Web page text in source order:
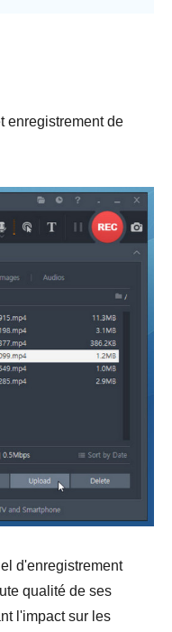
enregistrement de
d'enregistrement
qualité de ses
l'impact sur les